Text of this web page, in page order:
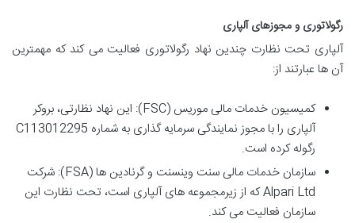
رگولاتوری و مجوزهای آلپاری
آلپاری تحت نظارت چندین نهاد رگولاتوری فعالیت می کند که مهمترین
آن ها عبارتند از:
کمیسیون خدمات مالی موریس (FSC): این نهاد نظارتی، بروکر
آلپاری را با مجوز نمایندگی سرمایه گذاری به شماره C113012295
رگوله کرده است.
سازمان خدمات مالی سنت وینسنت و گرنادین ها (FSA): شرکت
Alpari Ltd که از زیرمجموعه های آلپاری است، تحت نظارت این
سازمان فعالیت می کند.